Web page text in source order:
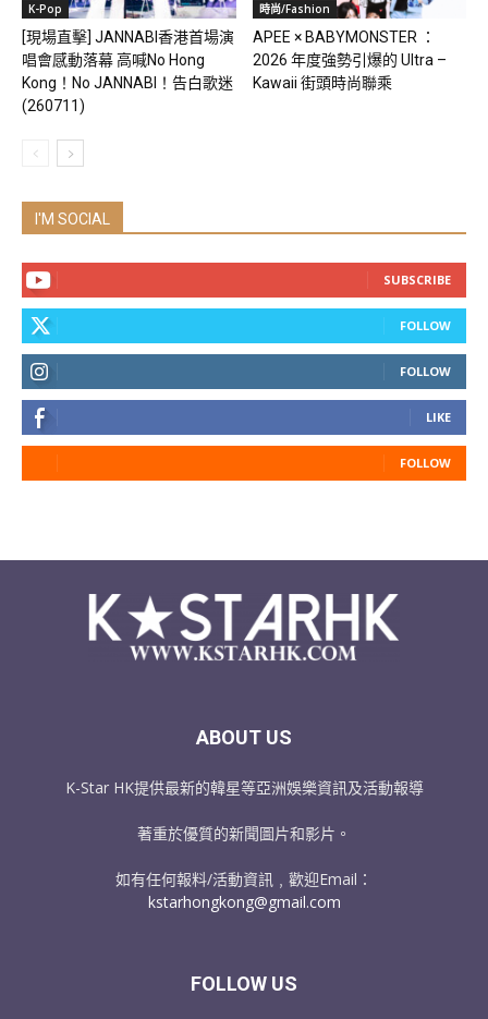
K-Pop
[現場直擊] JANNABI香港首場演
唱會感動落幕 高喊No Hong
Kong！No JANNABI！告白歌迷
(260711)
時尚/Fashion
APEE × BABYMONSTER ：
2026 年度強勢引爆的 Ultra –
Kawaii 街頭時尚聯乘
I'M SOCIAL
SUBSCRIBE
FOLLOW
FOLLOW
LIKE
FOLLOW
ABOUT US
K-Star HK提供最新的韓星等亞洲娛樂資訊及活動報導
著重於優質的新聞圖片和影片。
如有任何報料/活動資訊﹐歡迎Email：
kstarhongkong@gmail.com
FOLLOW US